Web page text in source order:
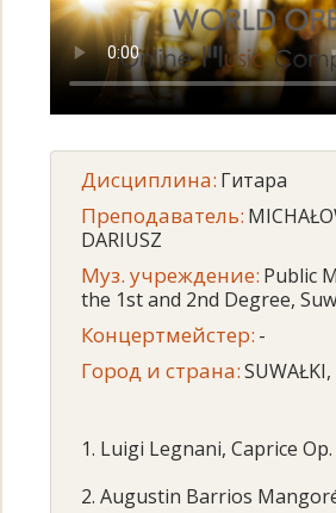
Дисциплина: Гитара
Преподаватель:
DARIUSZ
Муз. учреждение: Public
the 1st and 2nd Degree,
Концертмейстер: -
Город и страна:
1. Luigi Legnani, Caprice
2. Augustin Barrios